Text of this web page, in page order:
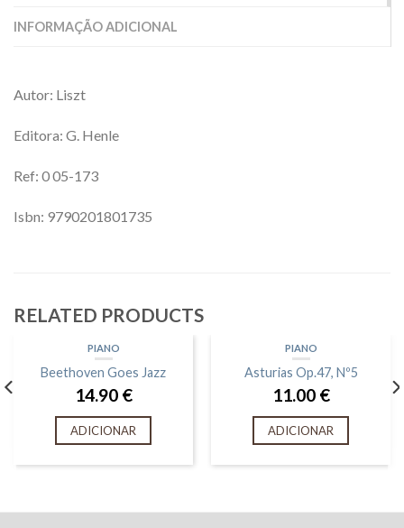
INFORMAÇÃO ADICIONAL
Autor: Liszt
Editora: G. Henle
Ref: 0 05-173
Isbn: 9790201801735
RELATED PRODUCTS
PIANO
Beethoven Goes Jazz
14.90 €
ADICIONAR
PIANO
Asturias Op.47, Nº5
11.00 €
ADICIONAR